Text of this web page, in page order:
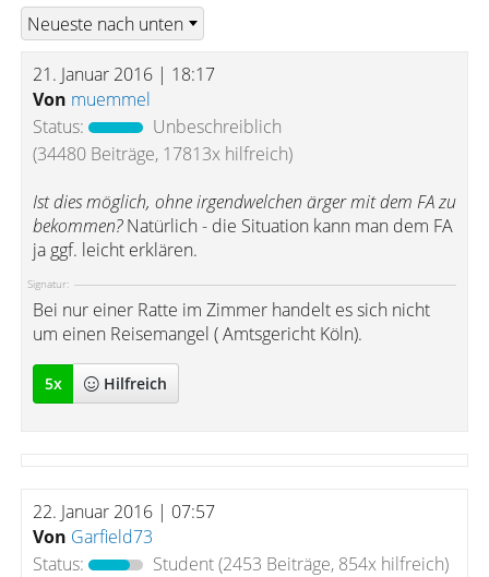
21. Januar 2016 | 18:17
Von muemmel
Status:
Unbeschreiblich
(34480 Beiträge, 17813x hilfreich)
Ist dies möglich, ohne irgendwelchen ärger mit dem FA zu
bekommen?Natürlich - die Situation kann man dem FA
ja ggf. leicht erklären.
Signatur:
Bei nur einer Ratte im Zimmer handelt es sich nicht
um einen Reisemangel ( Amtsgericht Köln).
5x Hilfreich
22. Januar 2016 | 07:57
Von Garfield73
Status:
Student(2453 Beiträge, 854x hilfreich)